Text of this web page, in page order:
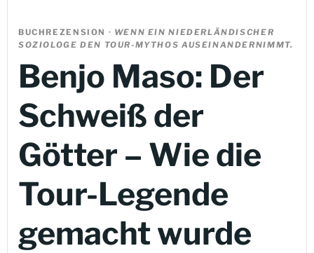
BUCHREZENSION · WENN EIN NIEDERLÄNDISCHER
SOZIOLOGE DEN TOUR-MYTHOS AUSEINANDERNIMMT.
Benjo Maso: Der
Schweiß der
Götter – Wie die
Tour-Legende
gemacht wurde